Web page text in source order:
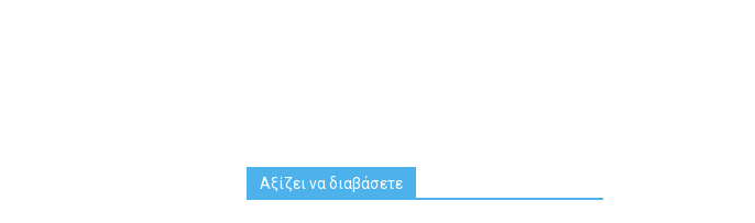
Αξίζει να διαβάσετε